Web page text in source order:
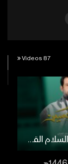
87 Videos
رؤى الحسين – علي العــطار & عبــدالسلام القحوم 1445هـ